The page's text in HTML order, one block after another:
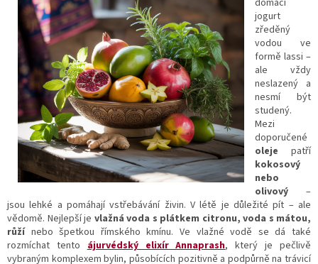
jogurt
zředěný
vodou ve
formě lassi –
ale vždy
neslazený a
nesmí být
studený.
Mezi
doporučené
oleje patří
kokosový
nebo
olivový –
jsou lehké a pomáhají vstřebávání živin. V létě je důležité pít – ale
vědomě. Nejlepší je vlažná voda s plátkem citronu, voda s mátou,
růžínebo špetkou římského kmínu. Ve vlažné vodě se dá také
rozmíchat tento ájurvédský elixír Annaprash, který je pečlivě
vybraným komplexem bylin, působících pozitivně a podpůrně na trávicí